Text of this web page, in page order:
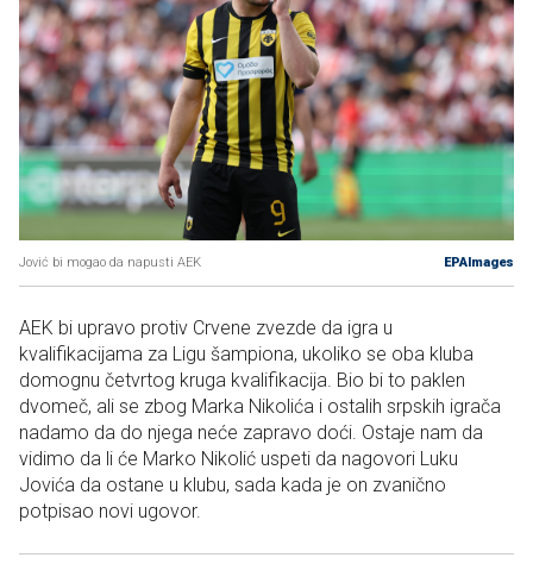
Jović bi mogao da napusti AEK EPAImages
AEK bi upravo protiv Crvene zvezde da igra u
kvalifikacijama za Ligu šampiona, ukoliko se oba kluba
domognu četvrtog kruga kvalifikacija. Bio bi to paklen
dvomeč, ali se zbog Marka Nikolića i ostalih srpskih igrača
nadamo da do njega neće zapravo doći. Ostaje nam da
vidimo da li će Marko Nikolić uspeti da nagovori Luku
Jovića da ostane u klubu, sada kada je on zvanično
potpisao novi ugovor.